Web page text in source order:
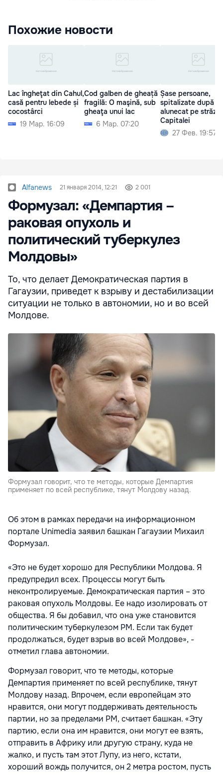
Похожие новости
Lac îngheţat din Cahul,
casă pentru lebede și
cocostârci
19 Мар. 16:09
Cod galben de gheață
fragilă: O maşină, sub
gheaţa unui lac
6 Мар. 07:20
Șase persoane,
spitalizate după
alunecat pe
Capitalei
27 Фев. 19:57
Alfanews 21 января 2014, 12:21 2 001
Формузал: «Демпартия –
раковая опухоль и
политический туберкулез
Молдовы»
То, что делает Демократическая партия в
Гагаузии, приведет к взрыву и дестабилизации
ситуации не только в автономии, но и во всей
Молдове.
Формузал говорит, что те методы, которые Демпартия
применяет по всей республике, тянут Молдову назад.
Об этом в рамках передачи на информационном
портале Unimedia заявил башкан Гагаузии Михаил
Формузал.
«Это не будет хорошо для Республики Молдова. Я
предупредил всех. Процессы могут быть
неконтролируемые. Демократическая партия – это
раковая опухоль Молдовы. Ее надо изолировать от
общества. Я бы добавил, что она уже становится
политическим туберкулезом РМ. Если так будет
продолжаться, будет взрыв во всей Молдове», -
отметил глава автономии.
Формузал говорит, что те методы, которые
Демпартия применяет по всей республике, тянут
Молдову назад. Впрочем, если европейцам это
нравится, они могут поддерживать деятельность
партии, но за пределами РМ, считает башкан. «Эту
партию, если она им нравится, они могут ее взять,
отправить в Африку или другую страну, куда не
жалко, и пусть там этот Лупу, из него, кстати,
хороший вождь получится, он 2 метра ростом, пусть